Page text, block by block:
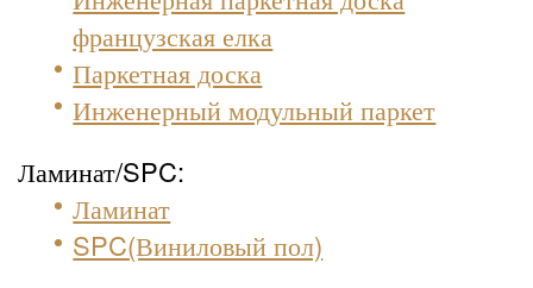
французская елка
Паркетная доска
Инженерный модульный паркет
Ламинат/SPC:
Ламинат
SPC(Виниловый пол)